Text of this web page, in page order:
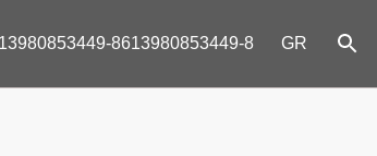
8613980853449-8 GR